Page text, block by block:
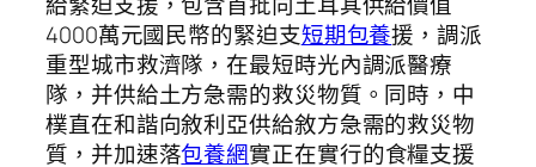
4000萬元國民幣的緊迫支短期包養援，調派
重型城市救濟隊，在最短時光內調派醫療
隊，并供給土方急需的救災物質。同時，中
樸直在和諧向敘利亞供給敘方急需的救災物
質，并加速落包養網實正在實行的食糧支援